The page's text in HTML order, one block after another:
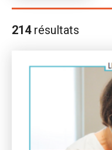
Résultats
recherche
214résultats